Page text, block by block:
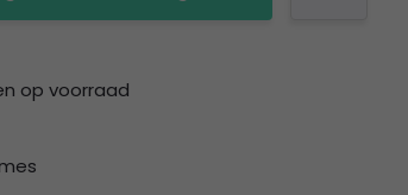
op voorraad